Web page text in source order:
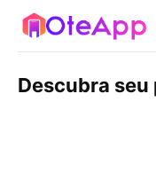
Descubra